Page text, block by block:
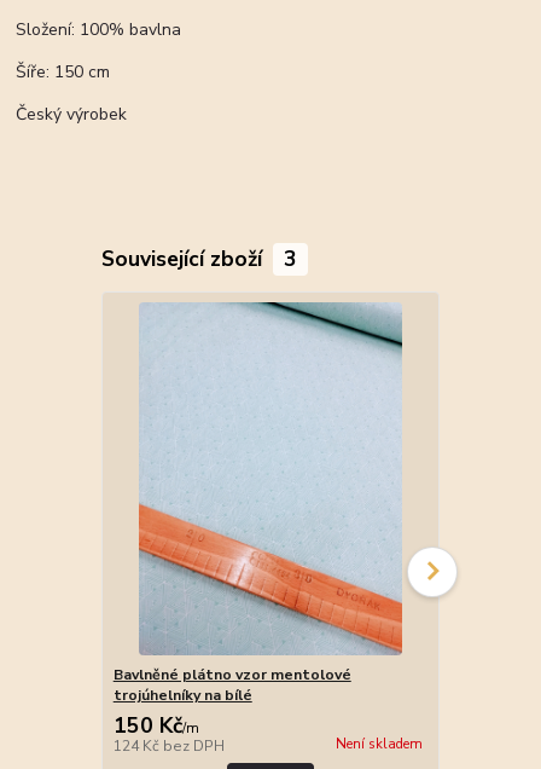
Složení: 100% bavlna
Šíře: 150 cm
Český výrobek
Související zboží 3
Bavlněné plátno vzor mentolové
trojúhelníky na bílé
150 Kč/m
124 Kč bez DPH Není skladem